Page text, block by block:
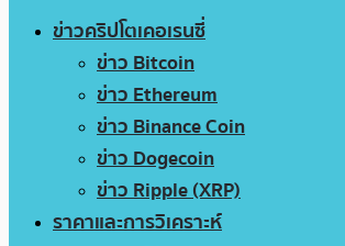
ข่าวคริปโตเคอเรนซี่
ข่าว Bitcoin
ข่าว Ethereum
ข่าว Binance Coin
ข่าว Dogecoin
ข่าว Ripple (XRP)
ราคาและการวิเคราะห์